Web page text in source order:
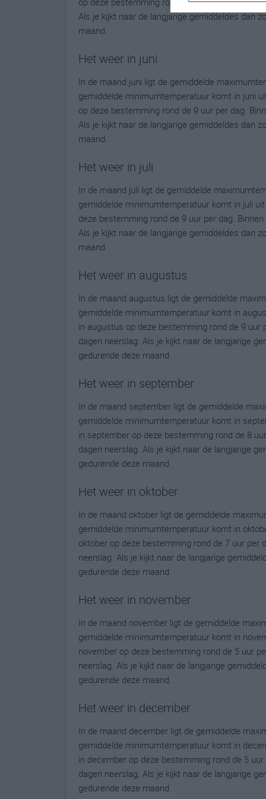
Als je kijkt naar de langjarige gemiddeldes dan
maand.
Het weer in juni
In de maand juni ligt de gemiddelde
gemiddelde minimumtemperatuur komt in juni
op deze bestemming rond de 9 uur per dag.
Als je kijkt naar de langjarige gemiddeldes dan
maand.
Het weer in juli
In de maand juli ligt de gemiddelde
gemiddelde minimumtemperatuur komt in juli
deze bestemming rond de 9 uur per dag.
Als je kijkt naar de langjarige gemiddeldes dan
maand.
Het weer in augustus
In de maand augustus ligt de gemiddelde
gemiddelde minimumtemperatuur komt in
in augustus op deze bestemming rond de 9 uur
dagen neerslag. Als je kijkt naar de langjarige
gedurende deze maand.
Het weer in september
In de maand september ligt de gemiddelde
gemiddelde minimumtemperatuur komt in
in september op deze bestemming rond de 8
dagen neerslag. Als je kijkt naar de langjarige
gedurende deze maand.
Het weer in oktober
In de maand oktober ligt de gemiddelde
gemiddelde minimumtemperatuur komt in
oktober op deze bestemming rond de 7 uur per
neerslag. Als je kijkt naar de langjarige
gedurende deze maand.
Het weer in november
In de maand november ligt de gemiddelde
gemiddelde minimumtemperatuur komt in
november op deze bestemming rond de 5 uur
neerslag. Als je kijkt naar de langjarige
gedurende deze maand.
Het weer in december
In de maand december ligt de gemiddelde
gemiddelde minimumtemperatuur komt in
in december op deze bestemming rond de 5
dagen neerslag. Als je kijkt naar de langjarige
gedurende deze maand.